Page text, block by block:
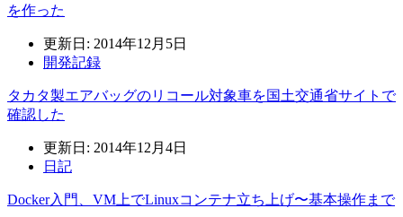
を作った
更新日: 2014年12月5日
開発記録
タカタ製エアバッグのリコール対象車を国土交通省サイトで
確認した
更新日: 2014年12月4日
日記
Docker入門、VM上でLinuxコンテナ立ち上げ〜基本操作まで